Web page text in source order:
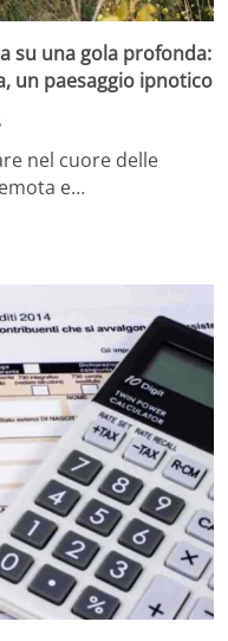
su una gola profonda:
un paesaggio ipnotico
nel cuore delle
e…